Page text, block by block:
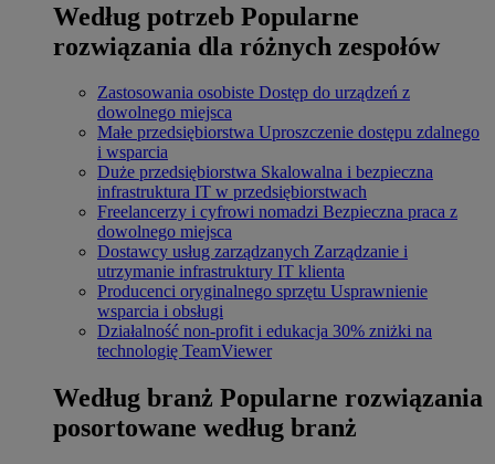
Według potrzeb Popularne
rozwiązania dla różnych zespołów
Zastosowania osobiste Dostęp do urządzeń z
dowolnego miejsca
Małe przedsiębiorstwa Uproszczenie dostępu zdalnego
i wsparcia
Duże przedsiębiorstwa Skalowalna i bezpieczna
infrastruktura IT w przedsiębiorstwach
Freelancerzy i cyfrowi nomadzi Bezpieczna praca z
dowolnego miejsca
Dostawcy usług zarządzanych Zarządzanie i
utrzymanie infrastruktury IT klienta
Producenci oryginalnego sprzętu Usprawnienie
wsparcia i obsługi
Działalność non-profit i edukacja 30% zniżki na
technologię TeamViewer
Według branż Popularne rozwiązania
posortowane według branż